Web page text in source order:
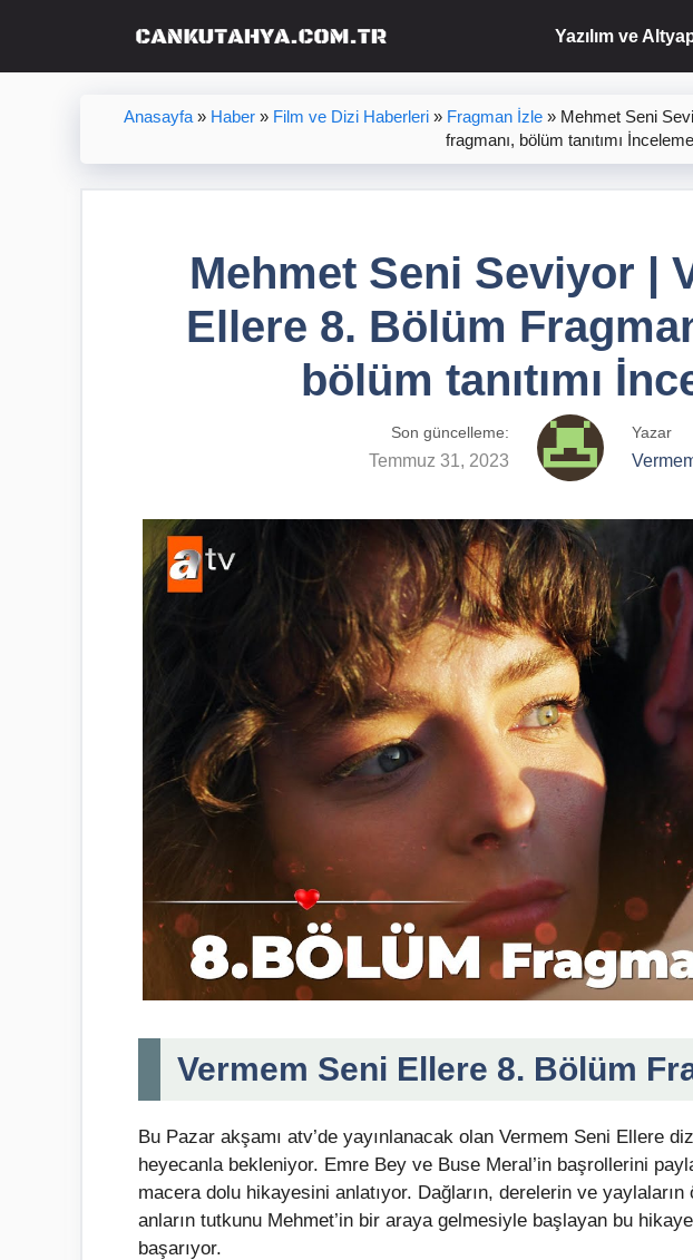
Yazılım ve
Anasayfa » Haber » Film ve Dizi Haberleri » Fragman İzle » Mehmet Seni
fragmanı, bölüm tanıtımı
Mehmet Seni Seviyor |
Ellere 8. Bölüm
bölüm tanıtımı
Son güncelleme:
Temmuz 31, 2023
Yazar
Vermem Seni Ellere 8. Bölüm
Bu Pazar akşamı atv’de yayınlanacak olan Vermem Seni Ellere
heyecanla bekleniyor. Emre Bey ve Buse Meral’in başrollerini
macera dolu hikayesini anlatıyor. Dağların, derelerin ve
anların tutkunu Mehmet’in bir araya gelmesiyle başlayan bu
başarıyor.